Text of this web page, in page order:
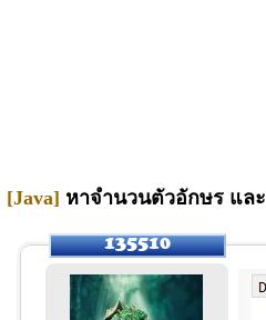
[Java] หาจำนวนตัวอักษร แล